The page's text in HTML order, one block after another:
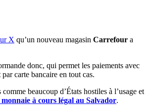
X qu’un nouveau magasin Carrefour a
donc, qui permet les paiements avec
carte bancaire en tout cas.
comme beaucoup d’États hostiles à l’usage et
à cours légal au Salvador.